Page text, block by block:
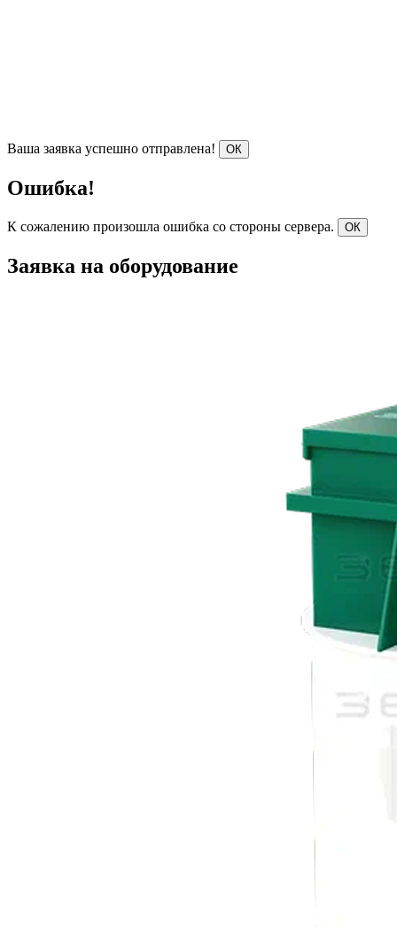
Ваша заявка успешно отправлена! ОК
Ошибка!
К сожалению произошла ошибка со стороны сервера. ОК
Заявка на оборудование